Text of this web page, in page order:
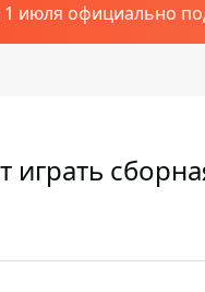
июля официально
играть